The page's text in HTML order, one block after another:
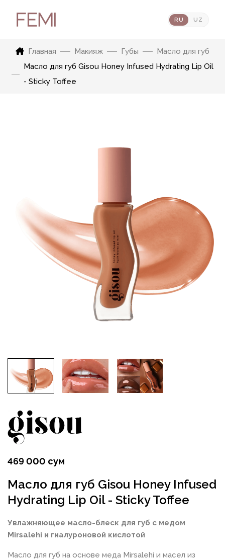
RU UZ
Главная Макияж Губы
Масло для губ
Масло для губ Gisou Honey Infused Hydrating Lip Oil
- Sticky Toffee
469 000 сум
Масло для губ Gisou Honey Infused
Hydrating Lip Oil - Sticky Toffee
Увлажняющее масло-блеск для губ с медом
Mirsalehi и гиалуроновой кислотой
Масло для губ на основе меда Mirsalehi и масел из